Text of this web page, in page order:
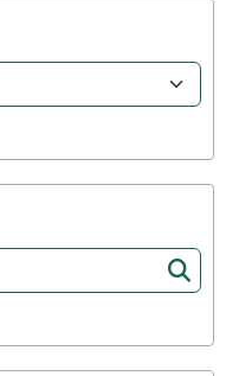
Element führt auf die